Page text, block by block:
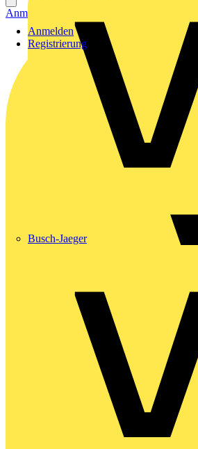
Busch-Jaeger
Anmelden
Registrierung
Anmelden